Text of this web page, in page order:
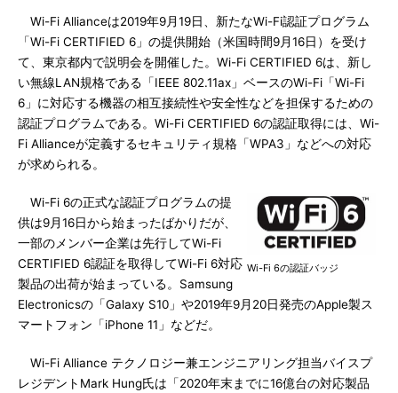
Wi-Fi Allianceは2019年9月19日、新たなWi-Fi認証プログラム
「Wi-Fi CERTIFIED 6」の提供開始（米国時間9月16日）を受け
て、東京都内で説明会を開催した。Wi-Fi CERTIFIED 6は、新し
い無線LAN規格である「IEEE 802.11ax」ベースのWi-Fi「Wi-Fi
6」に対応する機器の相互接続性や安全性などを担保するための
認証プログラムである。Wi-Fi CERTIFIED 6の認証取得には、Wi-
Fi Allianceが定義するセキュリティ規格「WPA3」などへの対応
が求められる。
Wi-Fi 6の認証バッジ
Wi-Fi 6の正式な認証プログラムの提
供は9月16日から始まったばかりだが、
一部のメンバー企業は先行してWi-Fi
CERTIFIED 6認証を取得してWi-Fi 6対応
製品の出荷が始まっている。Samsung
Electronicsの「Galaxy S10」や2019年9月20日発売のApple製ス
マートフォン「iPhone 11」などだ。
Wi-Fi Alliance テクノロジー兼エンジニアリング担当バイスプ
レジデントMark Hung氏は「2020年末までに16億台の対応製品